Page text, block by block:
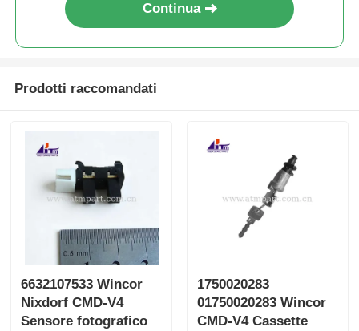
Continua
Prodotti raccomandati
6632107533 Wincor
Nixdorf CMD-V4
Sensore fotografico
1750020283
01750020283 Wincor
CMD-V4 Cassette